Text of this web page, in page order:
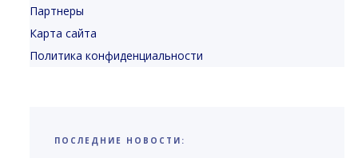
Партнеры
Карта сайта
Политика конфиденциальности
ПОСЛЕДНИЕ НОВОСТИ: